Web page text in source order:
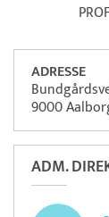
ADRESSE
9000
ADM.